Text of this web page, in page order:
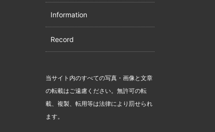
Information
Record
当サイト内のすべての写真・画像と文章
の転載はご遠慮ください。無許可の転
載、複製、転用等は法律により罰せられ
ます。